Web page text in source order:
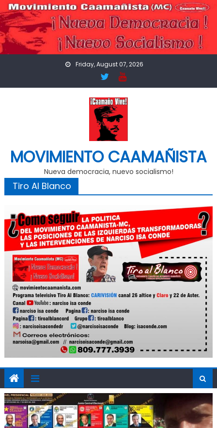
Skip
to
content
Friday, August 07, 2026
MOVIMIENTO CAAMAÑISTA
Nueva democracia, nuevo socialismo!
Tiro Al Blanco